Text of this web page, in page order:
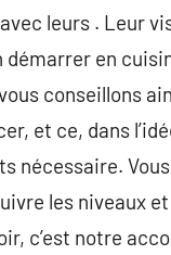
leurs . Leur
en
conseillons
et ce, dans
les niveaux
c’est notre